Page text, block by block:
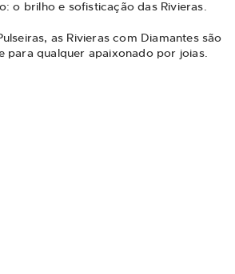
o brilho e sofisticação das Rivieras.
as Rivieras com Diamantes são
para qualquer apaixonado por joias.